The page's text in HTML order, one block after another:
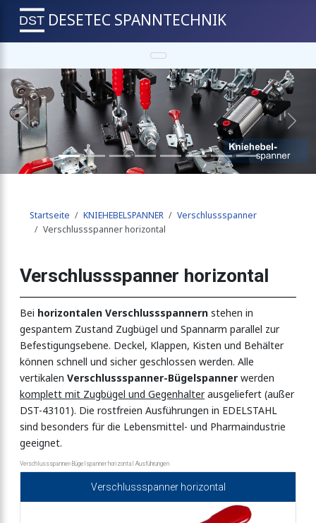
DESETEC SPANNTECHNIK
Previous Next
Startseite KNIEHEBELSPANNER
Verschlussspanner
Verschlussspanner horizontal
Verschlussspanner horizontal
Bei horizontalen Verschlussspannern stehen in
gespantem Zustand Zugbügel und Spannarm parallel zur
Befestigungsebene. Deckel, Klappen, Kisten und Behälter
können schnell und sicher geschlossen werden. Alle
vertikalen Verschlussspanner-Bügelspanner werden
komplett mit Zugbügel und Gegenhalterausgeliefert (außer
DST-43101). Die rostfreien Ausführungen in EDELSTAHL
sind besonders für die Lebensmittel- und Pharmaindustrie
geeignet.
Verschlussspanner-Bügelspanner horizontal Ausführungen
Verschlussspanner horizontal